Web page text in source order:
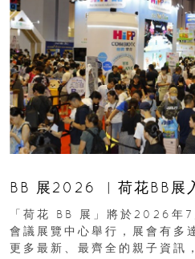
BB 展2026 ︳荷花BB展
「荷花 BB 展」將於2026年
會議展覽中心舉行，展會有多
更多最新、最齊全的親子資訊